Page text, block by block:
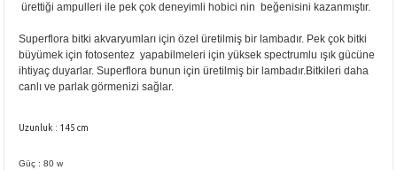
ürettiği ampulleri ile pek çok deneyimli hobici nin beğenisini kazanmıştır.
Superflora bitki akvaryumları için özel üretilmiş bir lambadır. Pek çok bitki
büyümek için fotosentez yapabilmeleri için yüksek spectrumlu ışık gücüne
ihtiyaç duyarlar. Superflora bunun için üretilmiş bir lambadır.Bitkileri daha
canlı ve parlak görmenizi sağlar.
Uzunluk : 145 cm
Güç : 80 w